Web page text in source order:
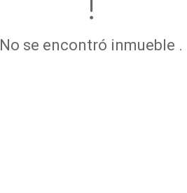
No se encontró inmueble .